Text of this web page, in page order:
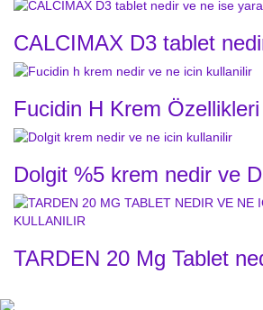
CALCIMAX D3 tablet
Fucidin H Krem
Dolgit %5 krem nedir ve
TARDEN 20 Mg Tablet